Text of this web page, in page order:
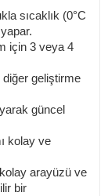
sıcaklık (0°C
için 3 veya 4
geliştirme
güncel
kolay ve
arayüzü ve
bir